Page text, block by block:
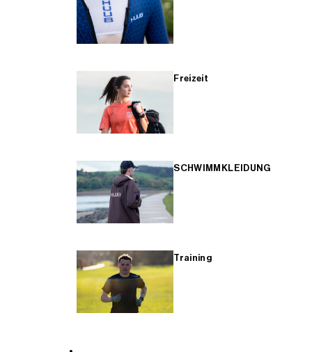
Freizeit
SCHWIMMKLEIDUNG
Training